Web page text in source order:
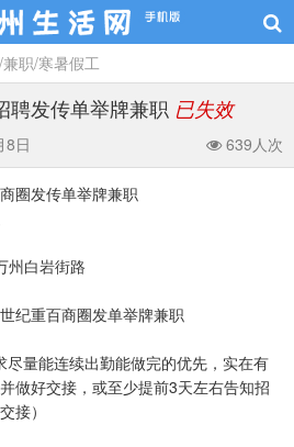
职/寒暑假工
聘发传单举牌兼职 已失效
8日 639人次
圈发传单举牌兼职
州白岩街路
纪重百商圈发单举牌兼职
量能连续出勤能做完的优先，实在有
做好交接，或至少提前3天左右告知招
接）